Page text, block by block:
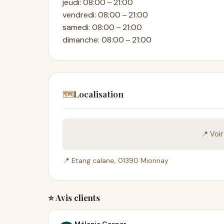
jeudi: 08:00 – 21:00
vendredi: 08:00 – 21:00
samedi: 08:00 – 21:00
dimanche: 08:00 – 21:00
🗺️Localisation
📍
📍 Etang calane, 01390 Mionnay
⭐ Avis clients